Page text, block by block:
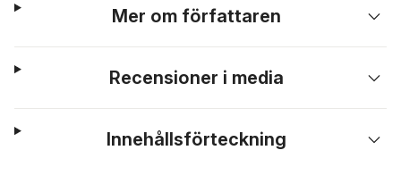
Mer om författaren
Recensioner i media
Innehållsförteckning